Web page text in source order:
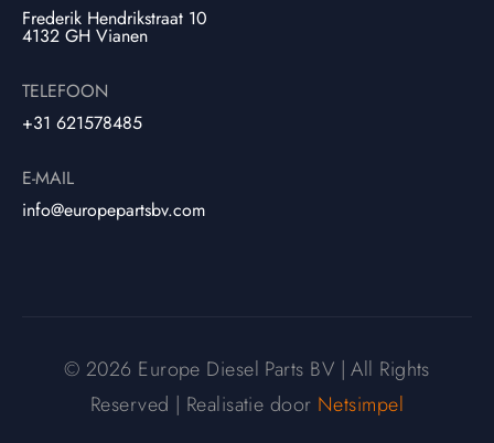
Frederik Hendrikstraat 10
4132 GH Vianen
TELEFOON
+31 621578485
E-MAIL
info@europepartsbv.com
© 2026 Europe Diesel Parts BV | All Rights
Reserved | Realisatie door Netsimpel